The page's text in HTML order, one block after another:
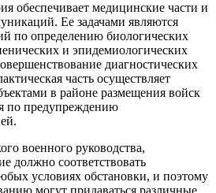
обеспечивает медицинские части и
Ее задачами являются
по определению биологических
и эпидемиологических
диагностических
часть осуществляет
в районе размещения войск
по предупреждению
военного руководства,
должно соответствовать
условиях обстановки, и поэтому
могут придаваться различные